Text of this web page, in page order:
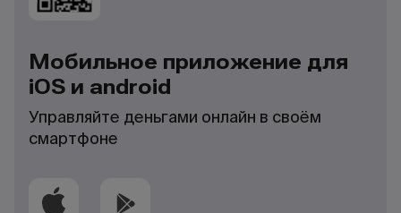
Мобильное приложение для
iOS и android
Управляйте деньгами онлайн в своём
смартфоне